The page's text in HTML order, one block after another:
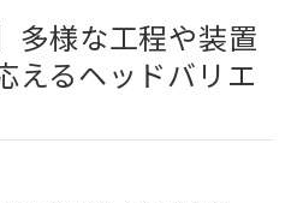
多様な工程や装置
えるヘッドバリエ